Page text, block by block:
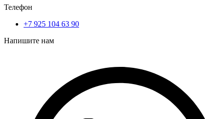
Телефон
+7 925 104 63 90
Напишите нам